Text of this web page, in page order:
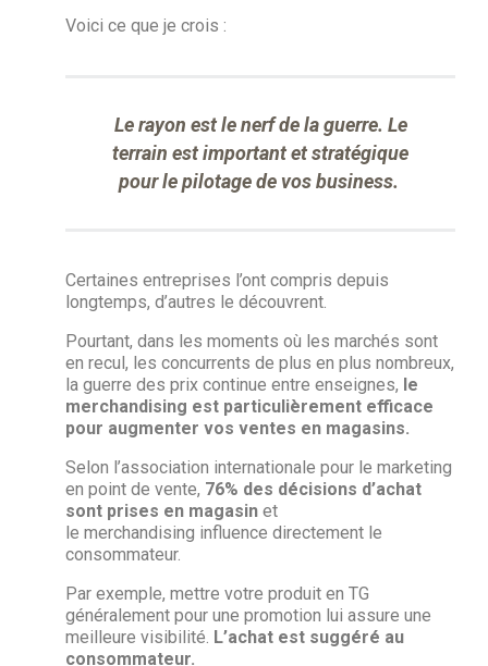
Voici ce que je crois :
Le rayon est le nerf de la guerre. Le
terrain est important et stratégique
pour le pilotage de vos business.
Certaines entreprises l’ont compris depuis
longtemps, d’autres le découvrent.
Pourtant, dans les moments où les marchés sont
en recul, les concurrents de plus en plus nombreux,
la guerre des prix continue entre enseignes, le
merchandising est particulièrement efficace
pour augmenter vos ventes en magasins.
Selon l’association internationale pour le marketing
en point de vente, 76% des décisions d’achat
sont prises en magasin et
le merchandising influence directement le
consommateur.
Par exemple, mettre votre produit en TG
généralement pour une promotion lui assure une
meilleure visibilité. L’achat est suggéré au
consommateur.